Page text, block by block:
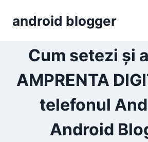
android blogger
Cum setezi și
AMPRENTA
telefonul
Android